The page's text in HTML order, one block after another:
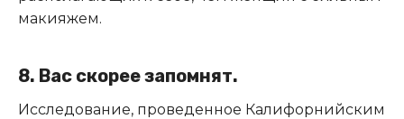
макияжем.
8. Вас скорее запомнят.
Исследование, проведенное Калифорнийским